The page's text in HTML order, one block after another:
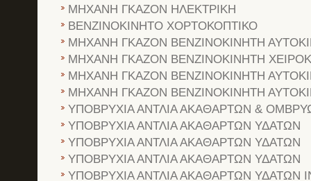
ΜΗΧΑΝΗ ΓΚΑΖΟΝ ΗΛΕΚΤΡΙΚΗ
ΒΕΝΖΙΝΟΚΙΝΗΤΟ ΧΟΡΤΟΚΟΠΤΙΚΟ
ΜΗΧΑΝΗ ΓΚΑΖΟΝ ΒΕΝΖΙΝΟΚΙΝΗΤΗ
ΜΗΧΑΝΗ ΓΚΑΖΟΝ ΒΕΝΖΙΝΟΚΙΝΗΤΗ
ΜΗΧΑΝΗ ΓΚΑΖΟΝ ΒΕΝΖΙΝΟΚΙΝΗΤΗ
ΜΗΧΑΝΗ ΓΚΑΖΟΝ ΒΕΝΖΙΝΟΚΙΝΗΤΗ
ΥΠΟΒΡΥΧΙΑ ΑΝΤΛΙΑ ΑΚΑΘΑΡΤΩΝ &
ΥΠΟΒΡΥΧΙΑ ΑΝΤΛΙΑ ΑΚΑΘΑΡΤΩΝ ΥΔΑΤΩΝ
ΥΠΟΒΡΥΧΙΑ ΑΝΤΛΙΑ ΑΚΑΘΑΡΤΩΝ ΥΔΑΤΩΝ
ΥΠΟΒΡΥΧΙΑ ΑΝΤΛΙΑ ΑΚΑΘΑΡΤΩΝ ΥΔΑΤΩΝ
ΥΠΟΒΡΥΧΙΑ ΑΝΤΛΙΑ ΑΚΑΘΑΡΤΩΝ ΥΔΑΤΩΝ